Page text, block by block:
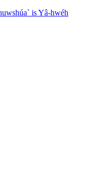
is Yâ-hwéh